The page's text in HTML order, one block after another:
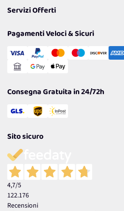
Politiche per la parità di genere
Resi
Spedizioni
Cookie Policy
Gestisci Cookie
Servizi Offerti
Reso Facile e Veloce
Pagamenti Veloci & Sicuri
Consegna Gratuita in 24/72h
Sito sicuro
4,7/5
122.176
Recensioni